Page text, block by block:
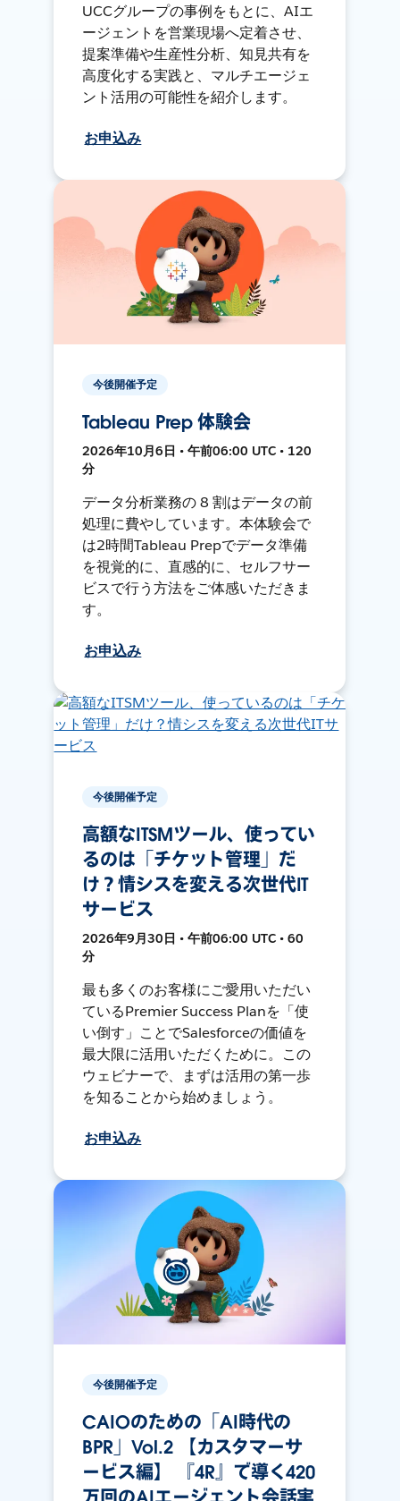
UCCグループの事例をもとに、AIエ
ージェントを営業現場へ定着させ、
提案準備や生産性分析、知見共有を
高度化する実践と、マルチエージェ
ント活用の可能性を紹介します。
お申込み
今後開催予定
Tableau Prep 体験会
2026年10月6日 • 午前06:00 UTC • 120
分
データ分析業務の 8 割はデータの前
処理に費やしています。本体験会で
は2時間Tableau Prepでデータ準備
を視覚的に、直感的に、セルフサー
ビスで行う方法をご体感いただきま
す。
お申込み
今後開催予定
高額なITSMツール、使ってい
るのは「チケット管理」だ
け？情シスを変える次世代IT
サービス
2026年9月30日 • 午前06:00 UTC • 60
分
最も多くのお客様にご愛用いただい
ているPremier Success Planを「使
い倒す」ことでSalesforceの価値を
最大限に活用いただくために。この
ウェビナーで、まずは活用の第一歩
を知ることから始めましょう。
お申込み
今後開催予定
CAIOのための「AI時代の
BPR」Vol.2 【カスタマーサ
ービス編】 『4R』で導く420